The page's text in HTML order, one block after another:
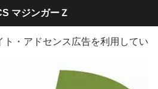
マジンガーＺ
ト・アドセンス広告を利用してい